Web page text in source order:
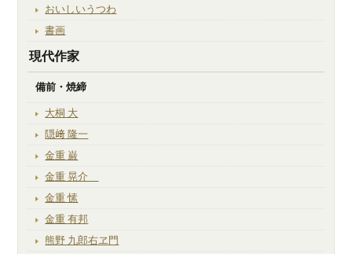
おいしいうつわ
書画
現代作家
備前・焼締
大桐 大
隠﨑 隆一
金重 巌
金重 晃介
金重 愫
金重 有邦
熊野 九郎右ヱ門